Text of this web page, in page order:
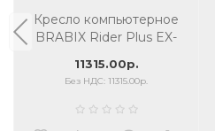
Кресло компьютерное
BRABIX Rider Plus EX-
черное/серое
11315.00р.
Без НДС: 11315.00р.